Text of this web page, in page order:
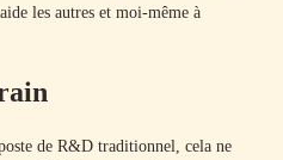
les autres et moi-même à
de R&D traditionnel, cela ne